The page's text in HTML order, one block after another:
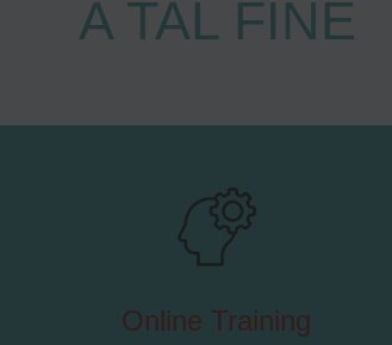
A TAL FINE
Online Training